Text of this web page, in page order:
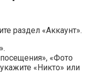
раздел «Аккаунт».
«Фото
«Никто» или